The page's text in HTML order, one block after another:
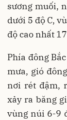
sương muối,
dưới 5 độ C,
độ cao nhất
Phía đông
mưa, gió
nơi rét đậm,
xảy ra băng
vùng núi 6-9